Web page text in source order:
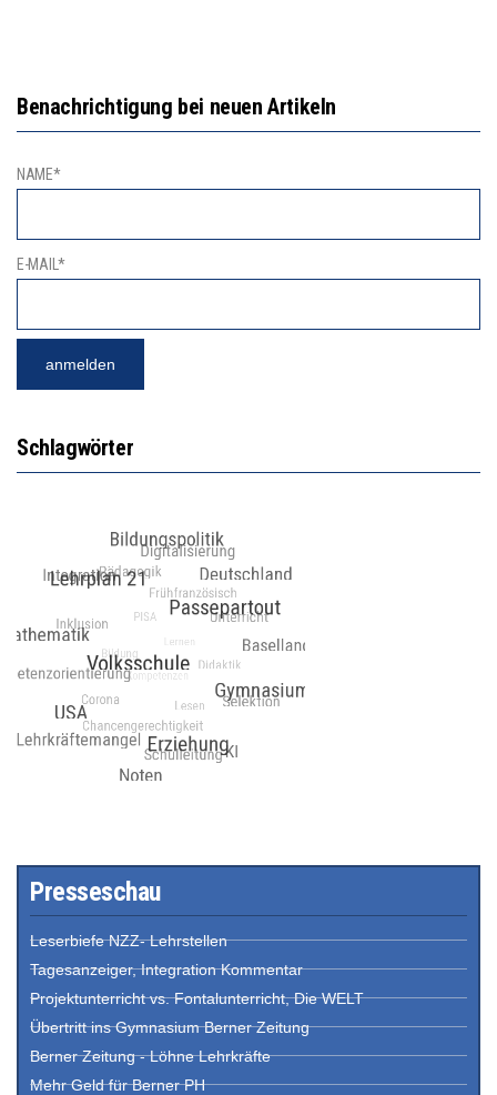
Benachrichtigung bei neuen Artikeln
NAME*
E-MAIL*
Schlagwörter
Presseschau
Leserbiefe NZZ- Lehrstellen
Tagesanzeiger, Integration Kommentar
Projektunterricht vs. Fontalunterricht, Die WELT
Übertritt ins Gymnasium Berner Zeitung
Berner Zeitung - Löhne Lehrkräfte
Mehr Geld für Berner PH